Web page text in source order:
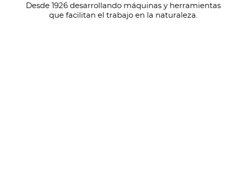
Desde 1926 desarrollando máquinas y herramientas
que facilitan el trabajo en la naturaleza.